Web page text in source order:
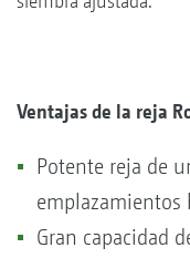
Ventajas de la reja
Potente reja de
emplazamientos
Gran capacidad